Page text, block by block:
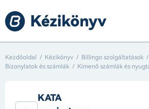
Kezdőoldal Kézikönyv Billingo szolgáltatások
Bizonylatok és számlák
Kimenő számlák és
KATA